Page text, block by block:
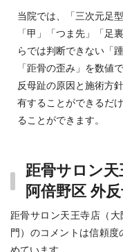
当院では、「三次元足
「甲」「つま先」「足
らでは判断できない「
「距骨の歪み」を数値
反母趾の原因と施術方
有することができるだ
ることができます。
距骨サロン天
阿倍野区 外
距骨サロン天王寺店（
門）のコメントは信頼